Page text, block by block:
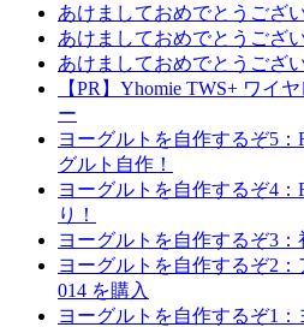
あけましておめでとうござ
あけましておめでとうござ
あけましておめでとうござ
【PR】Yhomie TWS+ ワイ
ー
ヨーグルトを自作するぞ5
グルト自作！
ヨーグルトを自作するぞ4
り！
ヨーグルトを自作するぞ3：
ヨーグルトを自作するぞ2
014 を購入
ヨーグルトを自作するぞ1